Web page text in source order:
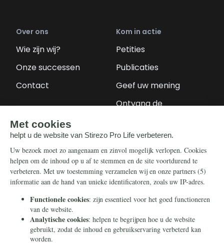
Over ons
Wie zijn wij?
Onze successen
Contact
Kom in actie
Petities
Publicaties
Geef uw mening
Ontvang de
Steun ons
Nieuwsbrief
Eenmalig
Maandelijks
Periodiek
Nalaten
Info
Contact
Ontvang onze
Telegram-berichten